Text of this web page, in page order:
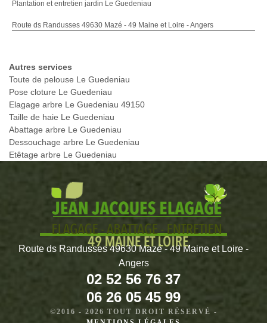
Plantation et entretien jardin Le Guedeniau
Route ds Randusses 49630 Mazé - 49 Maine et Loire - Angers
Autres services
Toute de pelouse Le Guedeniau
Pose cloture Le Guedeniau
Elagage arbre Le Guedeniau 49150
Taille de haie Le Guedeniau
Abattage arbre Le Guedeniau
Dessouchage arbre Le Guedeniau
Etêtage arbre Le Guedeniau
Route ds Randusses 49630 Mazé - 49 Maine et Loire -
Angers
02 52 56 76 37
06 26 05 45 99
©2016 - 2026 TOUT DROIT RÉSERVÉ -